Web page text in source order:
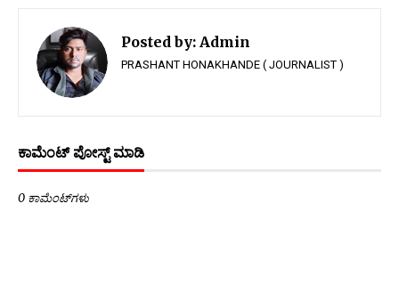
Posted by: Admin
PRASHANT HONAKHANDE ( JOURNALIST )
ಕಾಮೆಂಟ್‌‌ ಪೋಸ್ಟ್‌ ಮಾಡಿ
0 ಕಾಮೆಂಟ್‌ಗಳು